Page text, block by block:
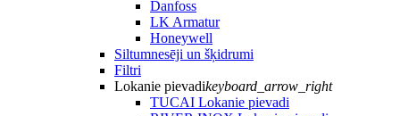
Danfoss
LK Armatur
Honeywell
Siltumnesēji un šķidrumi
Filtri
Lokanie pievadikeyboard_arrow_right
TUCAI Lokanie pievadi